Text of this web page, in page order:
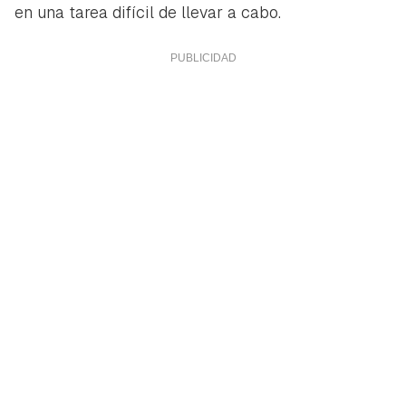
en una tarea difícil de llevar a cabo.